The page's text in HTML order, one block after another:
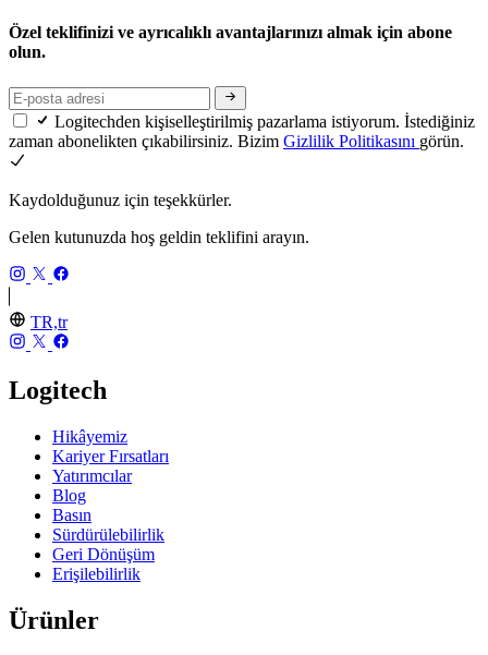
Özel teklifinizi ve ayrıcalıklı avantajlarınızı almak için abone
olun.
Logitechden kişiselleştirilmiş pazarlama istiyorum. İstediğiniz
zaman abonelikten çıkabilirsiniz. Bizim Gizlilik Politikasını görün.
Kaydolduğunuz için teşekkürler.
Gelen kutunuzda hoş geldin teklifini arayın.
TR,tr
Logitech
Hikâyemiz
Kariyer Fırsatları
Yatırımcılar
Blog
Basın
Sürdürülebilirlik
Geri Dönüşüm
Erişilebilirlik
Ürünler